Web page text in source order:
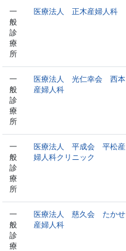
一
般
診
療
所
医療法人 正木産婦人科
一
般
診
療
所
医療法人 光仁幸会 西本
産婦人科
一
般
診
療
所
医療法人 平成会 平松産
婦人科クリニック
一
般
診
療
医療法人 慈久会 たかせ
産婦人科